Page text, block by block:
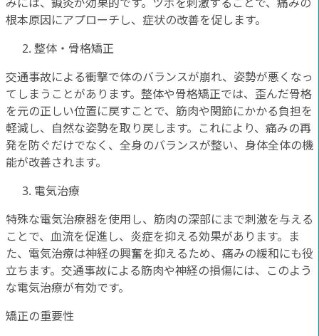
根本原因にアプローチし、症状の改善を促します。
整体・骨格矯正
交通事故による衝撃で体のバランスが崩れ、姿勢が悪くなっ
てしまうことがあります。整体や骨格矯正では、歪んだ骨格
を元の正しい位置に戻すことで、筋肉や関節にかかる負担を
軽減し、自然な姿勢を取り戻します。これにより、痛みの再
発を防ぐだけでなく、全身のバランスが整い、身体全体の機
能が改善されます。
電気治療
特殊な電気治療器を使用し、筋肉の深部にまで刺激を与える
ことで、血流を促進し、炎症を抑える効果があります。ま
た、電気治療は神経の興奮を抑えるため、痛みの緩和にも役
立ちます。交通事故による筋肉や神経の損傷には、このよう
な電気治療が有効です。
矯正の重要性